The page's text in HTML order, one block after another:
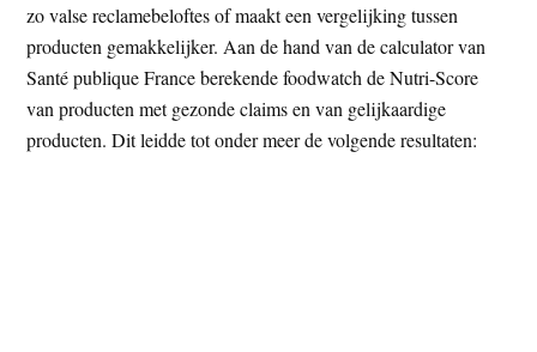
zo valse reclamebeloftes of maakt een vergelijking tussen
producten gemakkelijker. Aan de hand van de calculator van
Santé publique France berekende foodwatch de Nutri-Score
van producten met gezonde claims en van gelijkaardige
producten. Dit leidde tot onder meer de volgende resultaten: